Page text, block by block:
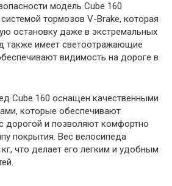
модель Cube 160
тормозов V-Brake, которая
остановку даже в экстремальных
также имеет светоотражающие
видимость на дороге в
Cube 160 оснащен качественными
которые обеспечивают
дорогой и позволяют комфортно
покрытия. Вес велосипеда
что делает его легким и удобным